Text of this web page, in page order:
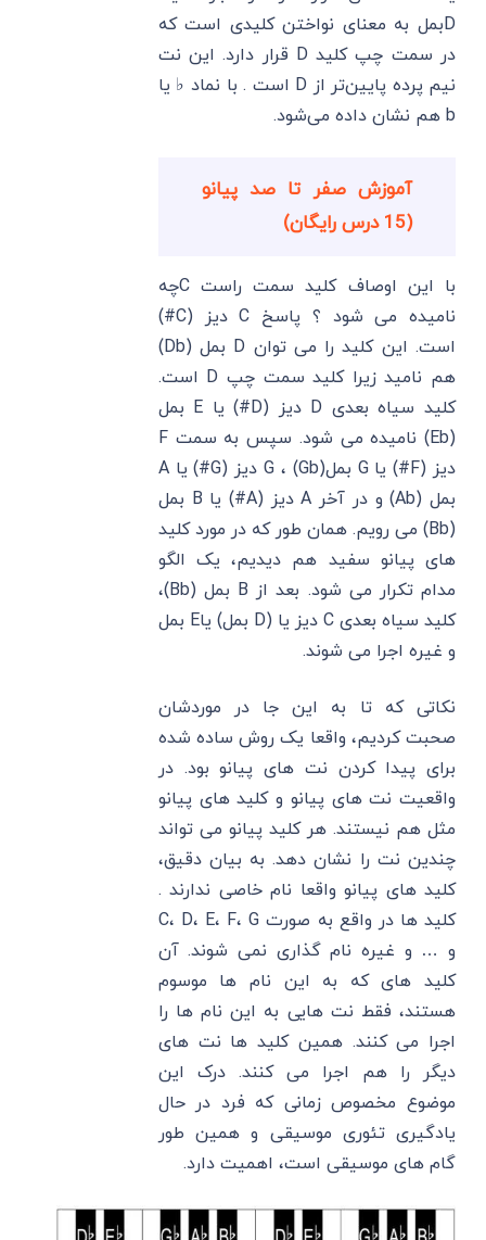
Dبمل به معنای نواختن کلیدی است که
در سمت چپ کلید D قرار دارد. این نت
نیم پرده پایین‌تر از D است . با نماد ♭ یا
b هم نشان داده می‌شود.
آموزش صفر تا صد پیانو
(15 درس رایگان)
با این اوصاف کلید سمت راست Cچه
نامیده می شود ؟ پاسخ C دیز (C#)
است. این کلید را می توان D بمل (Db)
هم نامید زیرا کلید سمت چپ D است.
کلید سیاه بعدی D دیز (D#) یا E بمل
(Eb) نامیده می شود. سپس به سمت F
دیز (F#) یا G بمل(Gb) ، G دیز (G#) یا A
بمل (Ab) و در آخر A دیز (A#) یا B بمل
(Bb) می رویم. همان طور که در مورد کلید
های پیانو سفید هم دیدیم، یک الگو
مدام تکرار می شود. بعد از B بمل (Bb)،
کلید سیاه بعدی C دیز یا (D بمل) یاE بمل
و غیره اجرا می شوند.
نکاتی که تا به این جا در موردشان
صحبت کردیم، واقعا یک روش ساده شده
برای پیدا کردن نت های پیانو بود. در
واقعیت نت های پیانو و کلید های پیانو
مثل هم نیستند. هر کلید پیانو می تواند
چندین نت را نشان دهد. به بیان دقیق،
کلید های پیانو واقعا نام خاصی ندارند .
کلید ها در واقع به صورت C، D، E، F، G
و … و غیره نام گذاری نمی شوند. آن
کلید های که به این نام ها موسوم
هستند، فقط نت هایی به این نام ها را
اجرا می کنند. همین کلید ها نت های
دیگر را هم اجرا می کنند. درک این
موضوع مخصوص زمانی که فرد در حال
یادگیری تئوری موسیقی و همین طور
گام های موسیقی است، اهمیت دارد.